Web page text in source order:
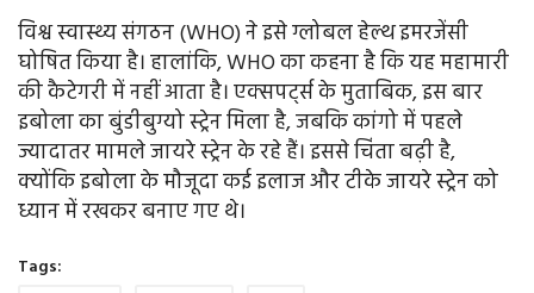
विश्व स्वास्थ्य संगठन (WHO) ने इसे ग्लोबल हेल्थ इमरजेंसी
घोषित किया है। हालांकि, WHO का कहना है कि यह महामारी
की कैटेगरी में नहीं आता है। एक्सपर्ट्स के मुताबिक, इस बार
इबोला का बुंडीबुग्यो स्ट्रेन मिला है, जबकि कांगो में पहले
ज्यादातर मामले जायरे स्ट्रेन के रहे हैं। इससे चिंता बढ़ी है,
क्योंकि इबोला के मौजूदा कई इलाज और टीके जायरे स्ट्रेन को
ध्यान में रखकर बनाए गए थे।
Tags: